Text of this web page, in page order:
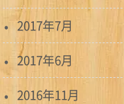
2017年7月
2017年6月
2016年11月